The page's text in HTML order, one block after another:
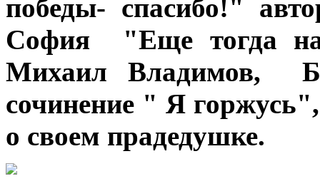
победы- спасибо!"
София "Еще тогда
Михаил Владимов,
сочинение " Я
о своем прадедушке.